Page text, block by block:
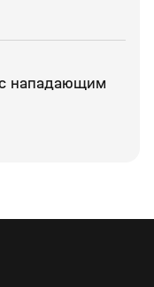
с нападающим